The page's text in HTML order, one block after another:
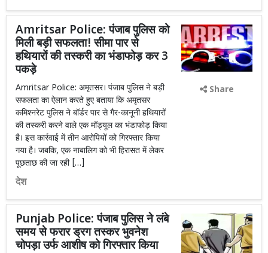
Amritsar Police: पंजाब पुलिस को
मिली बड़ी सफलता! सीमा पार से
हथियारों की तस्करी का भंडाफोड़ कर 3
पकड़े
Amritsar Police: अमृतसर। पंजाब पुलिस ने बड़ी
सफलता का ऐलान करते हुए बताया कि अमृतसर
कमिश्नरेट पुलिस ने बॉर्डर पार से गैर-कानूनी हथियारों
की तस्करी करने वाले एक मॉड्यूल का भंडाफोड़ किया
है। इस कार्रवाई में तीन आरोपियों को गिरफ्तार किया
गया है। जबकि, एक नाबालिग को भी हिरासत में लेकर
पूछताछ की जा रही […]
देश
Share
Punjab Police: पंजाब पुलिस ने लंबे
समय से फरार ड्रग तस्कर भुवनेश
चोपड़ा उर्फ ​​आशीष को गिरफ्तार किया